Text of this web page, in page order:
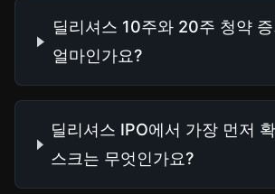
딜리셔스 10주와 20주 청약
얼마인가요?
딜리셔스 IPO에서 가장 먼저
스크는 무엇인가요?